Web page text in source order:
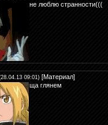
не люблю странности(((
09:01) [Материал]
ща глянем